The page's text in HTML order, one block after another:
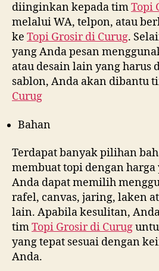
diinginkan kepada timTopi
melalui WA, telpon, atau
ke Topi Grosir di Curug.
yang Anda pesan
atau desain lain yang harus
sablon, Anda akan dibantu
Curug
Bahan
Terdapat banyak pilihan
membuat topi dengan harga
Anda dapat memilih
rafel, canvas, jaring, laken
lain. Apabila kesulitan,
timTopi Grosir di Curug
yang tepat sesuai dengan
Anda.